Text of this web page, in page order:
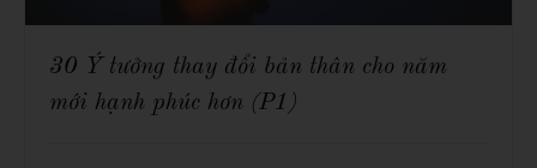
30 Ý tưởng thay đổi bản thân cho năm
mới hạnh phúc hơn (P1)